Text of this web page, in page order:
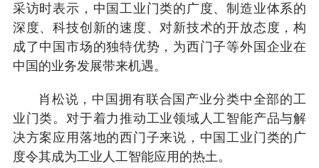
采访时表示，中国工业门类的广度、制造业体系的
深度、科技创新的速度、对新技术的开放态度，构
成了中国市场的独特优势，为西门子等外国企业在
中国的业务发展带来机遇。
肖松说，中国拥有联合国产业分类中全部的工
业门类。对于着力推动工业领域人工智能产品与解
决方案应用落地的西门子来说，中国工业门类的广
度令其成为工业人工智能应用的热土。